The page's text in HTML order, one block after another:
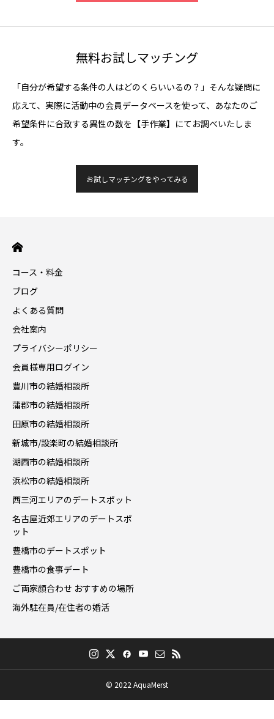
無料お試しマッチング
「自分が希望する条件の人はどのくらいいるの？」そんな疑問に
応えて、実際に活動中の会員データベースを使って、あなたのご
希望条件に合致する異性の数を【手作業】にてお調べいたしま
す。
お試しマッチングをやってみる
コース・料金
ブログ
よくある質問
会社案内
プライバシーポリシー
会員様専用ログイン
豊川市の結婚相談所
蒲郡市の結婚相談所
田原市の結婚相談所
新城市/設楽町の結婚相談所
湖西市の結婚相談所
浜松市の結婚相談所
西三河エリアのデートスポット
名古屋近郊エリアのデートスポ
ット
豊橋市のデートスポット
豊橋市の食事デート
ご両家顔合わせ おすすめの場所
海外駐在員/在住者の婚活
© 2022 AquaMerst